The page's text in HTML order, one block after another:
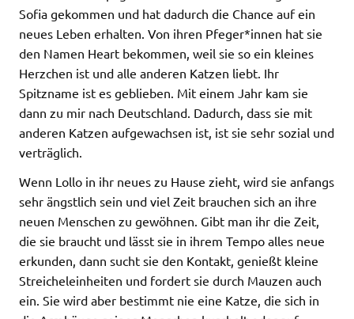
Sofia gekommen und hat dadurch die Chance auf ein
neues Leben erhalten. Von ihren Pfeger*innen hat sie
den Namen Heart bekommen, weil sie so ein kleines
Herzchen ist und alle anderen Katzen liebt. Ihr
Spitzname ist es geblieben. Mit einem Jahr kam sie
dann zu mir nach Deutschland. Dadurch, dass sie mit
anderen Katzen aufgewachsen ist, ist sie sehr sozial und
verträglich.
Wenn Lollo in ihr neues zu Hause zieht, wird sie anfangs
sehr ängstlich sein und viel Zeit brauchen sich an ihre
neuen Menschen zu gewöhnen. Gibt man ihr die Zeit,
die sie braucht und lässt sie in ihrem Tempo alles neue
erkunden, dann sucht sie den Kontakt, genießt kleine
Streicheleinheiten und fordert sie durch Mauzen auch
ein. Sie wird aber bestimmt nie eine Katze, die sich in